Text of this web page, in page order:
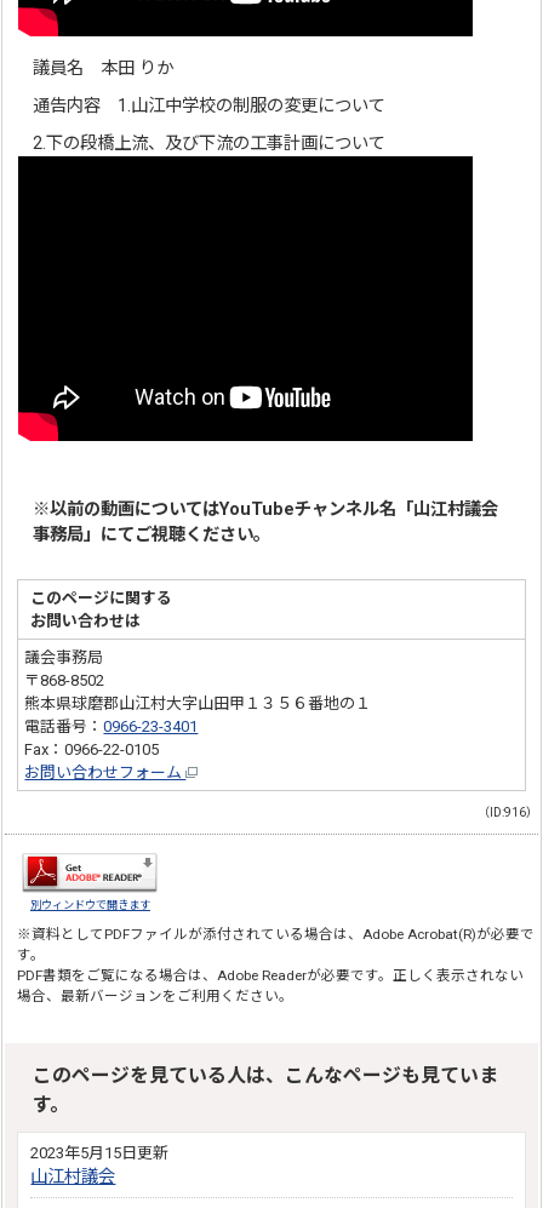
議員名 本田 りか
通告内容 1.山江中学校の制服の変更について
2.下の段橋上流、及び下流の工事計画について
※以前の動画についてはYouTubeチャンネル名「山江村議会
事務局」にてご視聴ください。
このページに関する
お問い合わせは
議会事務局
〒868-8502
熊本県球磨郡山江村大字山田甲１３５６番地の１
電話番号：0966-23-3401
Fax：0966-22-0105
お問い合わせフォーム
（ID:916）
別ウィンドウで開きます
※資料としてPDFファイルが添付されている場合は、 Adobe Acrobat(R)が必要で
す。
PDF書類をご覧になる場合は、 Adobe Readerが必要です。正しく表示されない
場合、最新バージョンをご利用ください。
このページを見ている人は、こんなページも見ていま
す。
2023年5月15日更新
山江村議会